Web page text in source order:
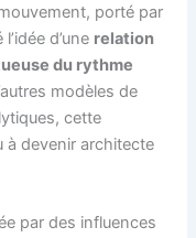
porté par
d’une relation
du rythme
modèles de
cette
à devenir architecte
par des influences